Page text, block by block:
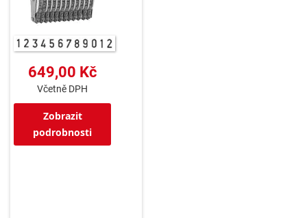
649,00 Kč
Včetně DPH
Zobrazit
podrobnosti